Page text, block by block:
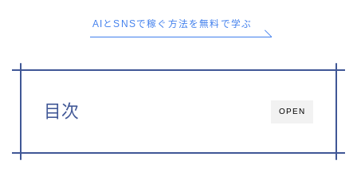
AIとSNSで稼ぐ方法を無料で学ぶ
OPEN
目次